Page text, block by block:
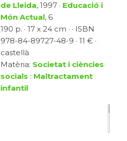
de Lleida, 1997 · Educació i
Món Actual, 6
190 p. · 17 x 24 cm · · ISBN
978-84-89727-48-9 · 11 € ·
castellà
Matèria: Societat i ciències
socials : Maltractament
infantil